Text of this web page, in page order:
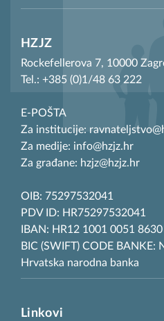
HZJZ
Rockefellerova 7, 10000
Tel.: +385 (0)1/48 63 222
E-POŠTA
Za institucije:
Za medije: info@hzjz.hr
Za građane: hzjz@hzjz.hr
OIB: 75297532041
PDV ID: HR75297532041
IBAN: HR12 1001 0051
BIC (SWIFT) CODE BANKE:
Hrvatska narodna banka
Linkovi